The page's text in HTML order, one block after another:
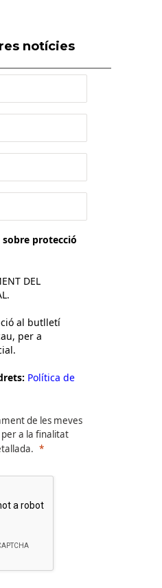
notícies
protecció
DEL
al butlletí
per a
Política de
de les meves
a la finalitat